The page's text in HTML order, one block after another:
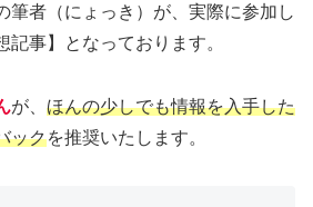
筆者（にょっき）が、実際に参加し
記事】となっております。
が、 ほんの少しでも情報を入手した
ックを推奨いたします。